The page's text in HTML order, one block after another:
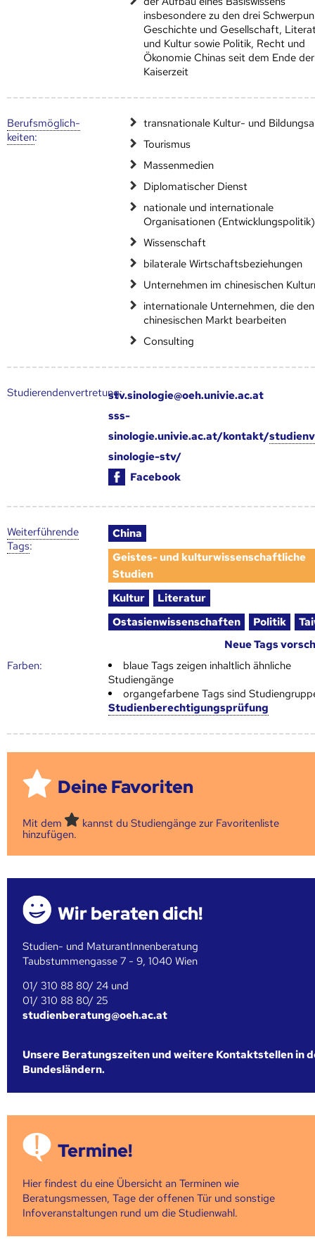
insbesondere zu den drei
Geschichte und Gesellschaft,
und Kultur sowie Politik, Recht und
Ökonomie Chinas seit dem Ende der
Kaiserzeit
Berufs­möglich­
keiten:
transnationale Kultur- und
Tourismus
Massenmedien
Diplomatischer Dienst
nationale und internationale
Organisationen (Entwicklungspolitik)
Wissenschaft
bilaterale Wirtschaftsbeziehungen
Unternehmen im chinesischen
internationale Unternehmen, die den
chinesischen Markt bearbeiten
Consulting
Studierendenvertretung:stv.sinologie@oeh.univie.ac.at
sss-
sinologie.univie.ac.at/kontakt/
sinologie-stv/
Facebook
Weiter­führende
Tags:
China
Geistes- und kulturwissenschaftliche
Studien
Kultur
Literatur
Ostasienwissenschaften
Politik
Neue Tags
Farben:
blaue Tags zeigen inhaltlich ähnliche
Studiengänge
organgefarbene Tags sind
Studienberechtigungsprüfung
Deine Favoriten
Mit dem
kannst du Studiengänge zur Favoritenliste
hinzufügen.
Wir beraten dich!
Studien- und MaturantInnenberatung
Taubstummengasse 7 - 9, 1040 Wien
01/ 310 88 80/ 24 und
01/ 310 88 80/ 25
studienberatung@oeh.ac.at
Unsere Beratungszeiten und weitere Kontaktstellen in
Bundesländern.
Termine!
Hier findest du eine Übersicht an Terminen wie
Beratungsmessen, Tage der offenen Tür und sonstige
Infoveranstaltungen rund um die Studienwahl.